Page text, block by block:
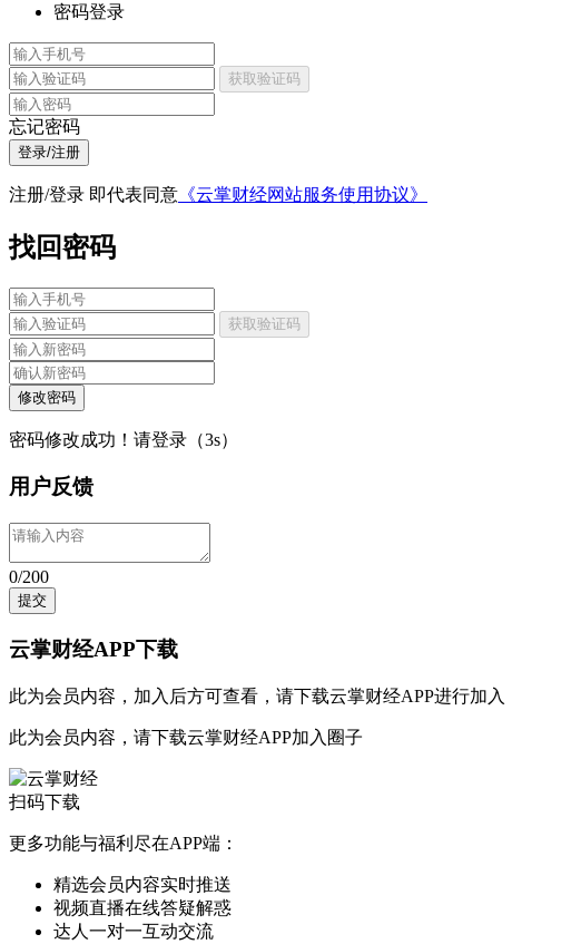
密码登录
获取验证码
忘记密码
登录/注册
注册/登录 即代表同意 《云掌财经网站服务使用协议》
找回密码
获取验证码
修改密码
密码修改成功！请登录（3s）
用户反馈
0/200
提交
云掌财经APP下载
此为会员内容，加入后方可查看，请下载云掌财经APP进行加入
此为会员内容，请下载云掌财经APP加入圈子
扫码下载
更多功能与福利尽在APP端：
精选会员内容实时推送
视频直播在线答疑解惑
达人一对一互动交流